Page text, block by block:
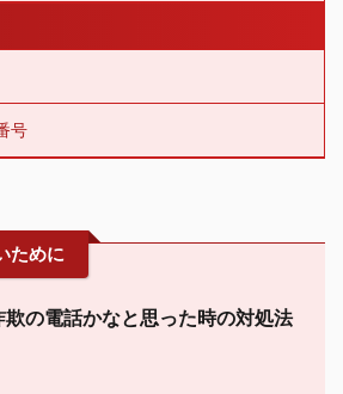
号
ために
欺の電話かなと思った時の対処法